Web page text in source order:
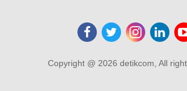
Copyright @ 2026 detikcom, All